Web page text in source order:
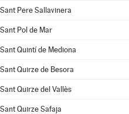
Sant Pere Sallavinera
Sant Pol de Mar
Sant Quintí de Mediona
Sant Quirze de Besora
Sant Quirze del Vallès
Sant Quirze Safaja